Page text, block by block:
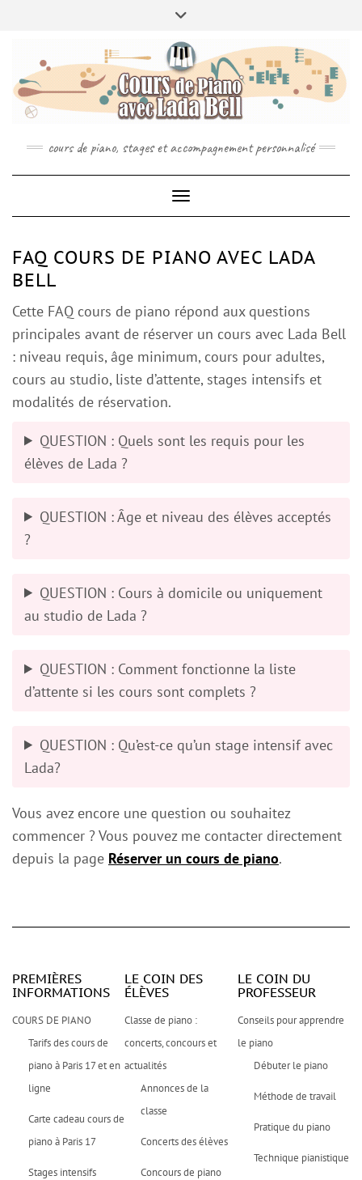
content
À PROPOS
RÉSERVEZ VOTRE COURS DE PIANO
SPOTIFY
YOUTUBE
INSTAGRAM
cours de piano, stages et accompagnement personnalisé
Toggle Navigation
FAQ COURS DE PIANO AVEC LADA
BELL
Cette FAQ cours de piano répond aux questions
principales avant de réserver un cours avec Lada Bell
: niveau requis, âge minimum, cours pour adultes,
cours au studio, liste d’attente, stages intensifs et
modalités de réservation.
QUESTION : Quels sont les requis pour les
élèves de Lada ?
QUESTION : Âge et niveau des élèves acceptés
?
QUESTION : Cours à domicile ou uniquement
au studio de Lada ?
QUESTION : Comment fonctionne la liste
d’attente si les cours sont complets ?
QUESTION : Qu’est-ce qu’un stage intensif avec
Lada?
Vous avez encore une question ou souhaitez
commencer ? Vous pouvez me contacter directement
depuis la page Réserver un cours de piano.
PREMIÈRES
INFORMATIONS
COURS DE PIANO
Tarifs des cours de
piano à Paris 17 et en
ligne
Carte cadeau cours de
piano à Paris 17
Stages intensifs
LE COIN DES
ÉLÈVES
Classe de piano :
concerts, concours et
actualités
Annonces de la
classe
Concerts des élèves
Concours de piano
LE COIN DU
PROFESSEUR
Conseils pour apprendre
le piano
Débuter le piano
Méthode de travail
Pratique du piano
Technique pianistique